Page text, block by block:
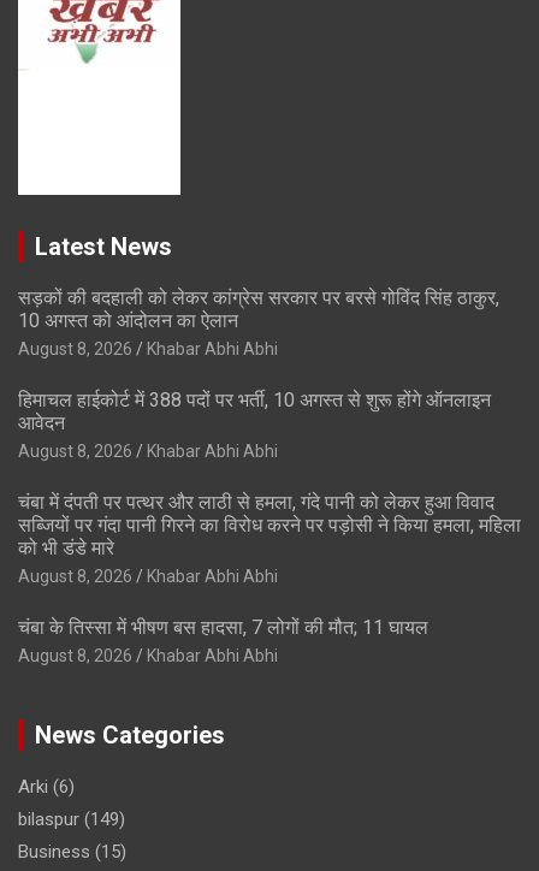
Latest News
सड़कों की बदहाली को लेकर कांग्रेस सरकार पर बरसे गोविंद सिंह ठाकुर,
10 अगस्त को आंदोलन का ऐलान
August 8, 2026 Khabar Abhi Abhi
हिमाचल हाईकोर्ट में 388 पदों पर भर्ती, 10 अगस्त से शुरू होंगे ऑनलाइन
आवेदन
August 8, 2026 Khabar Abhi Abhi
चंबा में दंपती पर पत्थर और लाठी से हमला, गंदे पानी को लेकर हुआ विवाद
सब्जियों पर गंदा पानी गिरने का विरोध करने पर पड़ोसी ने किया हमला, महिला
को भी डंडे मारे
August 8, 2026 Khabar Abhi Abhi
चंबा के तिस्सा में भीषण बस हादसा, 7 लोगों की मौत; 11 घायल
August 8, 2026 Khabar Abhi Abhi
News Categories
Arki (6)
bilaspur (149)
Business (15)